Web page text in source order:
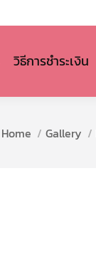
วิธีการชำระเงิน
You are here:
Home Gallery